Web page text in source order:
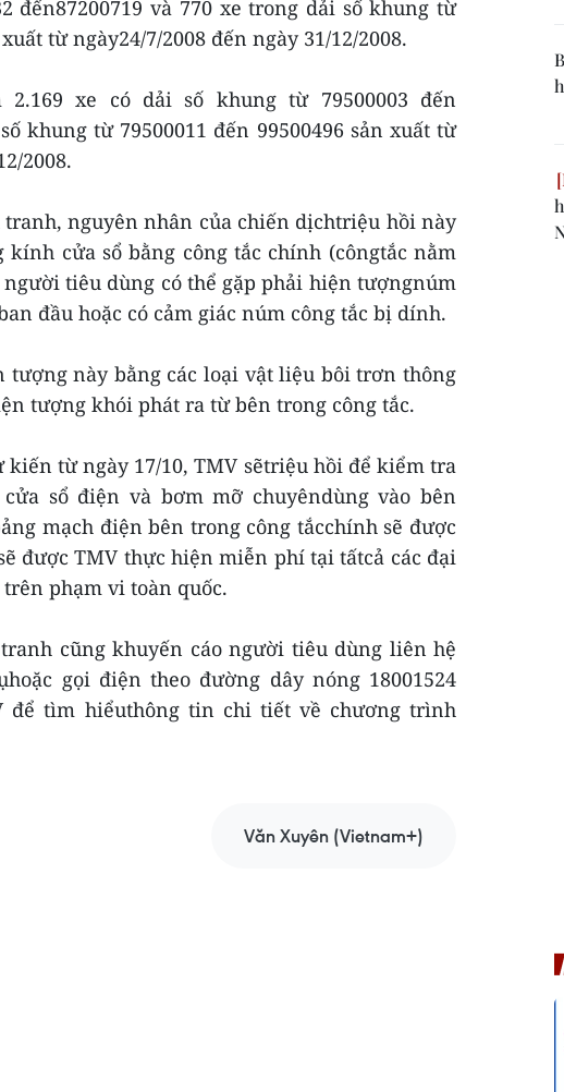
đến87200719 và 770 xe trong dải số khung từ
từ ngày24/7/2008 đến ngày 31/12/2008.
xe có dải số khung từ 79500003 đến
khung từ 79500011 đến 99500496 sản xuất từ
2008.
tranh, nguyên nhân của chiến dịchtriệu hồi này
cửa sổ bằng công tắc chính (côngtắc nằm
tiêu dùng có thể gặp phải hiện tượngnúm
đầu hoặc có cảm giác núm công tắc bị dính.
tượng này bằng các loại vật liệu bôi trơn thông
tượng khói phát ra từ bên trong công tắc.
từ ngày 17/10, TMV sẽtriệu hồi để kiểm tra
sổ điện và bơm mỡ chuyêndùng vào bên
mạch điện bên trong công tắcchính sẽ được
được TMV thực hiện miễn phí tại tấtcả các đại
phạm vi toàn quốc.
cũng khuyến cáo người tiêu dùng liên hệ
gọi điện theo đường dây nóng 18001524
để tìm hiểuthông tin chi tiết về chương trình
Văn Xuyên (Vietnam+)